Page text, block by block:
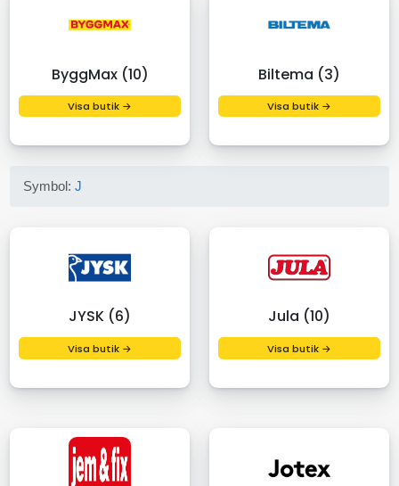
ByggMax (10)
Visa butik →
Biltema (3)
Visa butik →
Symbol:J
JYSK (6)
Visa butik →
Jula (10)
Visa butik →